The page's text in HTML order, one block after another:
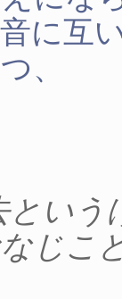
に互
、
とい
じこ